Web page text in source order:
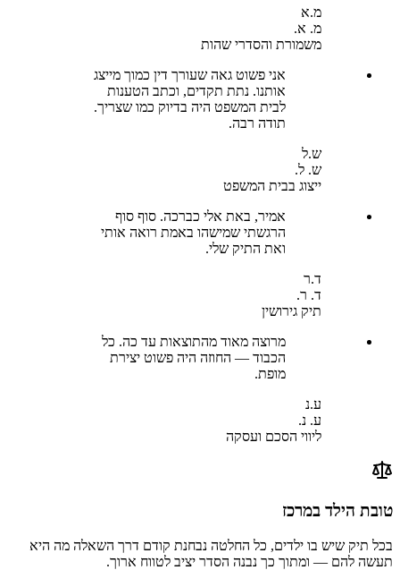
מ.א
מ. א.
משמורת והסדרי שהות
אני פשוט גאה שעורך דין כמוך מייצג
אותנו. נתת תקדים, וכתב הטענות
לבית המשפט היה בדיוק כמו שצריך.
תודה רבה.
ש.ל
ש. ל.
ייצוג בבית המשפט
אמיר, באת אלי כברכה. סוף סוף
הרגשתי שמישהו באמת רואה אותי
ואת התיק שלי.
ד.ר
ד. ר.
תיק גירושין
מרוצה מאוד מהתוצאות עד כה. כל
הכבוד — החוזה היה פשוט יצירת
מופת.
ע.נ
ע. נ.
ליווי הסכם ועסקה
טובת הילד במרכז
בכל תיק שיש בו ילדים, כל החלטה נבחנת קודם דרך השאלה מה היא
תעשה להם — ומתוך כך נבנה הסדר יציב לטווח ארוך.